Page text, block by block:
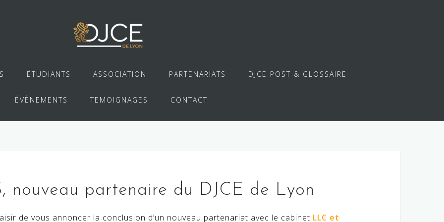
ÉTUDIANTS ASSOCIATION PARTENARIATS DJCE POST & GLOSSAIRE
ÉVÈNEMENTS TEMOIGNAGES CONTACT
nouveau partenaire du DJCE de Lyon
de vous annoncer la conclusion d’un nouveau partenariat avec le cabinet LLC et